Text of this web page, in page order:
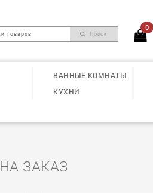
Поиск
0
ВАННЫЕ КОМНАТЫ
КУХНИ
НА ЗАКАЗ